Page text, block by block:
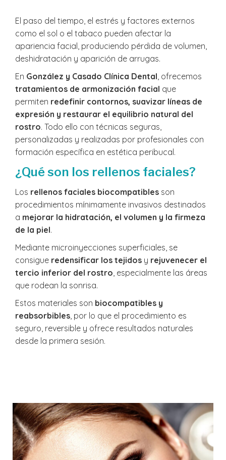
El paso del tiempo, el estrés y factores externos
como el sol o el tabaco pueden afectar la
apariencia facial, produciendo pérdida de volumen,
deshidratación y aparición de arrugas.
En González y Casado Clínica Dental, ofrecemos
tratamientos de armonización facial que
permiten redefinir contornos, suavizar líneas de
expresión y restaurar el equilibrio natural del
rostro. Todo ello con técnicas seguras,
personalizadas y realizadas por profesionales con
formación específica en estética peribucal.
¿Qué son los rellenos faciales?
Los rellenos faciales biocompatibles son
procedimientos mínimamente invasivos destinados
a mejorar la hidratación, el volumen y la firmeza
de la piel.
Mediante microinyecciones superficiales, se
consigue redensificar los tejidos y rejuvenecer el
tercio inferior del rostro, especialmente las áreas
que rodean la sonrisa.
Estos materiales son biocompatibles y
reabsorbibles, por lo que el procedimiento es
seguro, reversible y ofrece resultados naturales
desde la primera sesión.